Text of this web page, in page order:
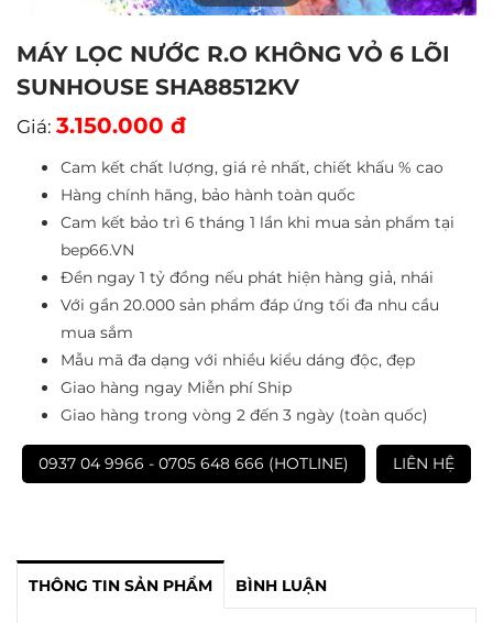
MÁY LỌC NƯỚC R.O KHÔNG VỎ 6 LÕI
SUNHOUSE SHA88512KV
Giá: 3.150.000 đ
Cam kết chất lượng, giá rẻ nhất, chiết khấu % cao
Hàng chính hãng, bảo hành toàn quốc
Cam kết bảo trì 6 tháng 1 lần khi mua sản phẩm tại
bep66.VN
Đền ngay 1 tỷ đồng nếu phát hiện hàng giả, nhái
Với gần 20.000 sản phẩm đáp ứng tối đa nhu cầu
mua sắm
Mẫu mã đa dạng với nhiều kiểu dáng độc, đẹp
Giao hàng ngay Miễn phí Ship
Giao hàng trong vòng 2 đến 3 ngày (toàn quốc)
0937 04 9966 - 0705 648 666 (HOTLINE) LIÊN HỆ
THÔNG TIN SẢN PHẨM BÌNH LUẬN